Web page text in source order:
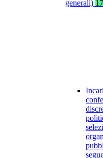
generali) 17